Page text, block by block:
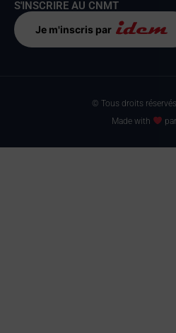
S'INSCRIRE AU CNMT
Je m'inscris par
© Tous droits
Made with